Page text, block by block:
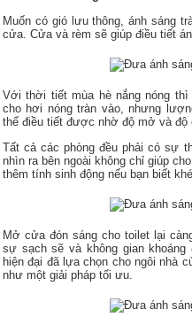
Muốn có gió lưu thông, ánh sáng
cửa. Cửa và rèm sẽ giúp điều tiết
Với thời tiết mùa hè nắng nóng
cho hơi nóng tràn vào, nhưng
thể điều tiết được nhờ độ mở và
Tất cả các phòng đều phải có sự
nhìn ra bên ngoài không chỉ giúp
thêm tính sinh động nếu bạn biết
Mở cửa đón sáng cho toilet lại
sự sạch sẽ và không gian
hiện đại đã lựa chọn cho ngôi nhà
như một giải pháp tối ưu.